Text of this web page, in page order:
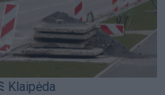
Klaipėda